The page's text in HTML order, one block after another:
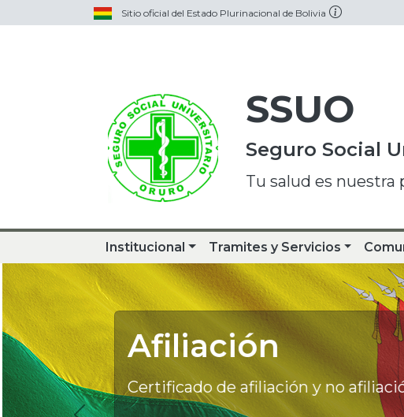
Sitio oficial del Estado Plurinacional de Bolivia
SSUO
Seguro Social
Tu salud es nuestra
Institucional Tramites y Servicios
Afiliación
Certificado de afiliación y no